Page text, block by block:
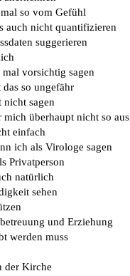
so vom Gefühl
auch nicht quantifizieren
suggerieren
vorsichtig sagen
so ungefähr
sagen
mich überhaupt nicht so aus
einfach
ich als Virologe sagen
Privatperson
natürlich
sehen
und Erziehung
werden muss
der Kirche